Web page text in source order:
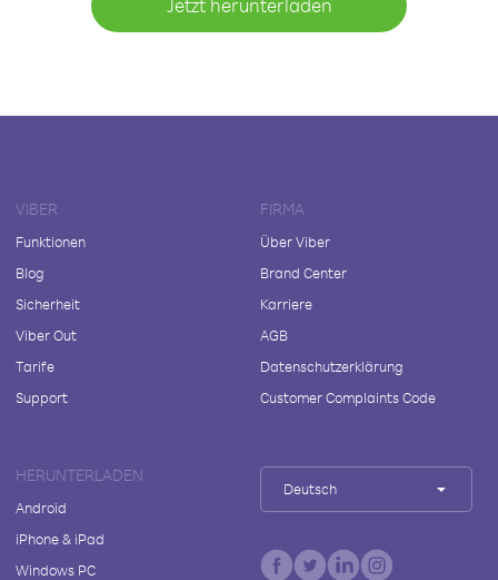
Jetzt herunterladen
VIBER
Funktionen
Blog
Sicherheit
Viber Out
Tarife
Support
FIRMA
Über Viber
Brand Center
Karriere
AGB
Datenschutzerklärung
Customer Complaints Code
HERUNTERLADEN
Android
iPhone & iPad
Windows PC
Deutsch